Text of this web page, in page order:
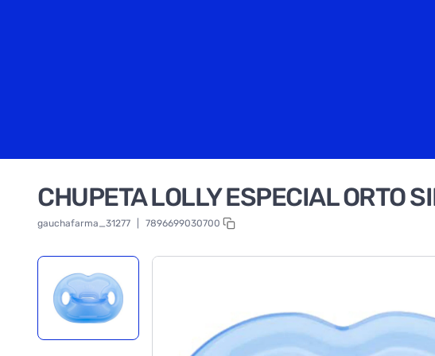
CHUPETA LOLLY ESPECIAL ORTO
gauchafarma_31277 7896699030700